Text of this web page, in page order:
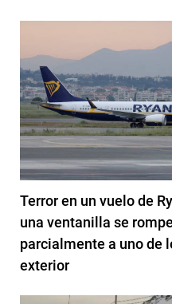
Terror en un vuelo de
una ventanilla se
parcialmente a uno de
exterior